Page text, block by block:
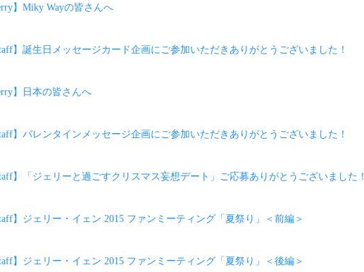
】Miky Wayの皆さんへ
】誕生日メッセージカード企画にご参加いただきありがとうございました！
】日本の皆さんへ
】バレンタインメッセージ企画にご参加いただきありがとうございました！
】「ジェリーと過ごすクリスマス妄想デート」ご応募ありがとうございました！
】ジェリー・イェン 2015 ファンミーティング「夏祭り」＜前編＞
】ジェリー・イェン 2015 ファンミーティング「夏祭り」＜後編＞